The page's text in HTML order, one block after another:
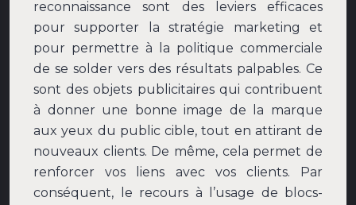
reconnaissance sont des leviers efficaces
pour supporter la stratégie marketing et
pour permettre à la politique commerciale
de se solder vers des résultats palpables. Ce
sont des objets publicitaires qui contribuent
à donner une bonne image de la marque
aux yeux du public cible, tout en attirant de
nouveaux clients. De même, cela permet de
renforcer vos liens avec vos clients. Par
conséquent, le recours à l’usage de blocs-